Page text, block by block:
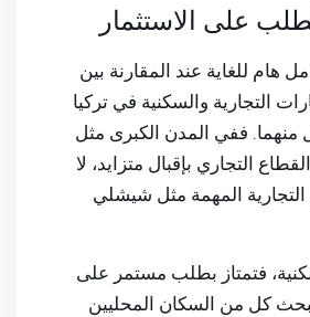
على الاستثمار
هام للغاية عند المقارنة بين
التجارية والسكنية في تركيا
ففي المدن الكبرى مثل
التجاري بإقبال متزايد، لا
المهمة مثل شيشلي
فتمتاز بطلب مستمر على
كل من السكان المحليين